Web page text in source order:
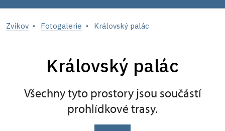
Zvíkov Fotogalerie Královský palác
Královský palác
Všechny tyto prostory jsou součástí
prohlídkové trasy.